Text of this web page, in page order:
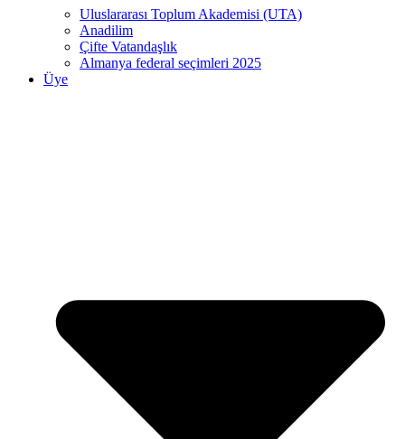
Uluslararası Toplum Akademisi (UTA)
Anadilim
Çifte Vatandaşlık
Almanya federal seçimleri 2025
Üye